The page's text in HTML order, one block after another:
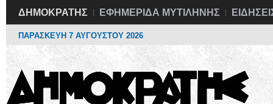
ΔΗΜΟΚΡΑΤΗΣ ΕΦΗΜΕΡΙΔΑ ΜΥΤΙΛΗΝΗΣ
ΠΑΡΑΣΚΕΥΗ 7 ΑΥΓΟΥΣΤΟΥ 2026